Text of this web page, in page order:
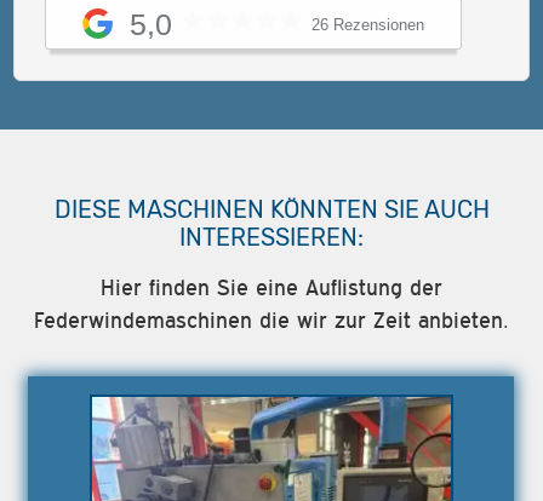
5,0 26 Rezensionen
DIESE MASCHINEN KÖNNTEN SIE AUCH
INTERESSIEREN:
Hier finden Sie eine Auflistung der
Federwindemaschinen die wir zur Zeit anbieten.